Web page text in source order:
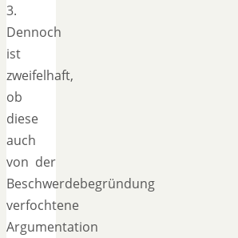
3.
Dennoch
ist
zweifelhaft,
ob
diese
auch
von der
Beschwerdebegründung
verfochtene
Argumentation